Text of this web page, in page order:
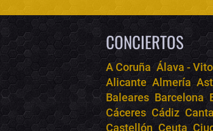
CONCIERTOS
A Coruña Álava -
Alicante Almería
Baleares Barcelona
Cáceres Cádiz
Castellón Ceuta